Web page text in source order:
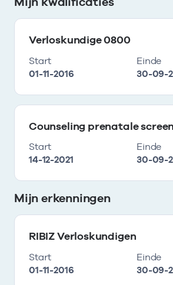
Verloskundige 0800
Start
01-11-2016
Einde
30-09-
Counseling prenatale
Start
14-12-2021
Einde
30-09-
Mijn erkenningen
RIBIZ Verloskundigen
Start
01-11-2016
Einde
30-09-